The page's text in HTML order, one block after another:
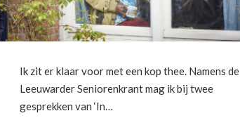
Ik zit er klaar voor met een kop thee. Namens de
Leeuwarder Seniorenkrant mag ik bij twee
gesprekken van ‘In…